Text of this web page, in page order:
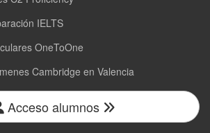
IELTS
OneToOne
Cambridge en Valencia
Acceso alumnos